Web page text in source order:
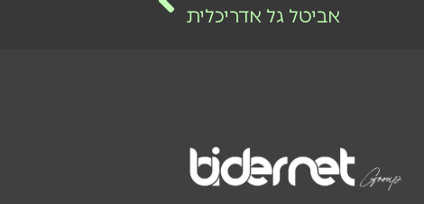
אביטל גל אדריכלית